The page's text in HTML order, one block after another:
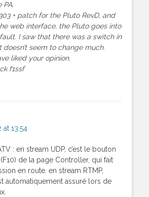
PA.
+ patch for the Pluto RevD, and
web interface, the Pluto goes into
I saw that there was a switch in
seem to change much.
liked your opinion.
f1ssf
13:54
: en stream UDP, c’est le bouton
de la page Controller, qui fait
en route. en stream RTMP,
automatiquement assuré lors de